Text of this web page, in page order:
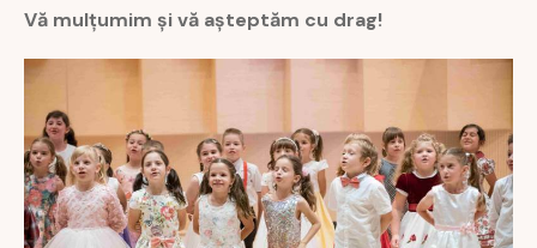
Vă mulțumim și vă așteptăm cu drag!